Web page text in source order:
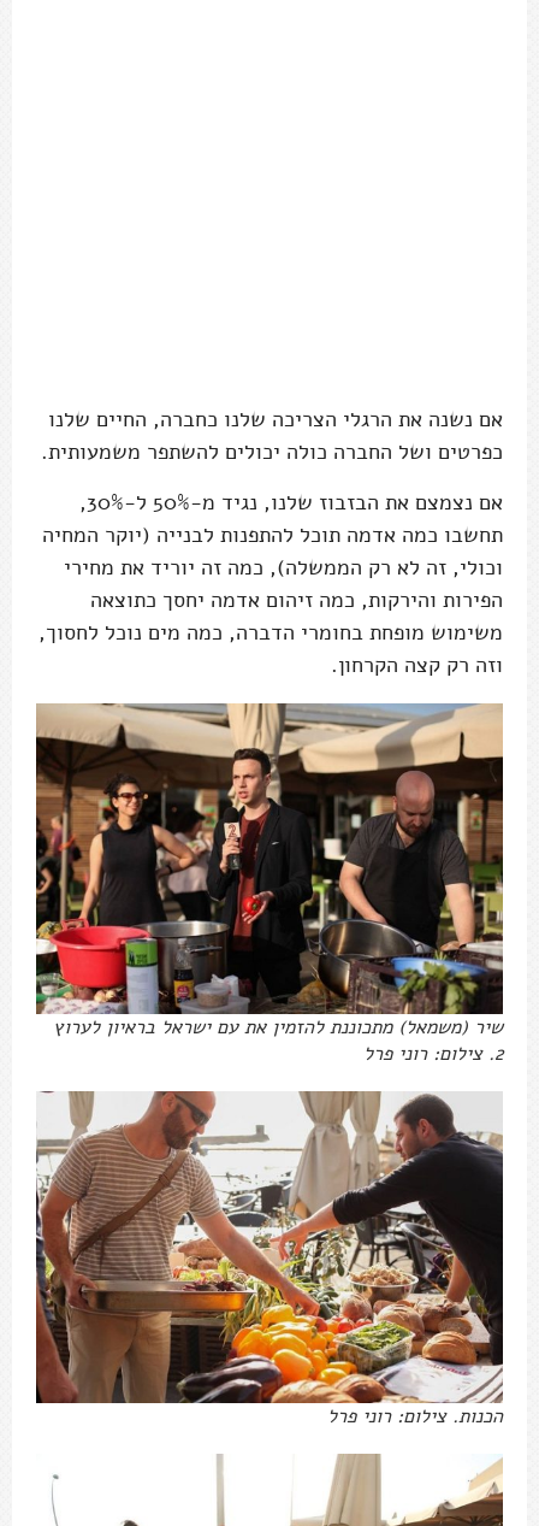
אם נשנה את הרגלי הצריכה שלנו כחברה, החיים שלנו
כפרטים ושל החברה כולה יכולים להשתפר משמעותית.
אם נצמצם את הבזבוז שלנו, נגיד מ-50% ל-30%,
תחשבו כמה אדמה תוכל להתפנות לבנייה (יוקר המחיה
וכולי, זה לא רק הממשלה), כמה זה יוריד את מחירי
הפירות והירקות, כמה זיהום אדמה יחסך כתוצאה
משימוש מופחת בחומרי הדברה, כמה מים נוכל לחסוך,
וזה רק קצה הקרחון.
שיר (משמאל) מתכוננת להזמין את עם ישראל בראיון לערוץ
2. צילום: רוני פרל
הכנות. צילום: רוני פרל